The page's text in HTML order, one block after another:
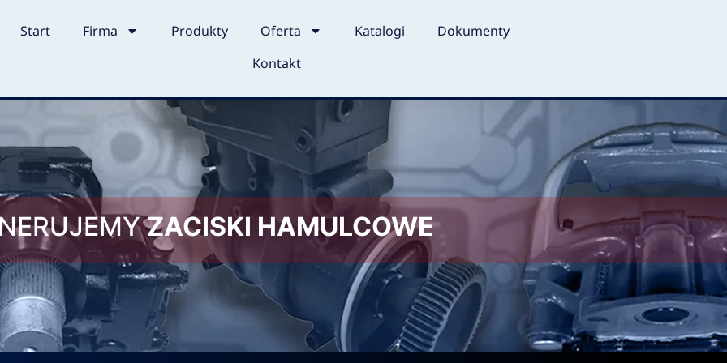
Start Firma Produkty Oferta Katalogi
Dokumenty
Kontakt
ZACISKI HAMULCOWE